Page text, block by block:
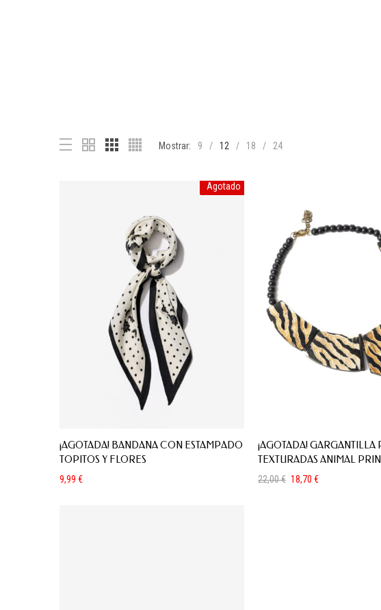
Mostrar: 9 12 18 24
Agotado
¡AGOTADA! BANDANA CON ESTAMPADO
TOPITOS Y FLORES
9,99 €
¡AGOTADA! GARGANTILLA
TEXTURADAS ANIMAL
22,00€ 18,70 €